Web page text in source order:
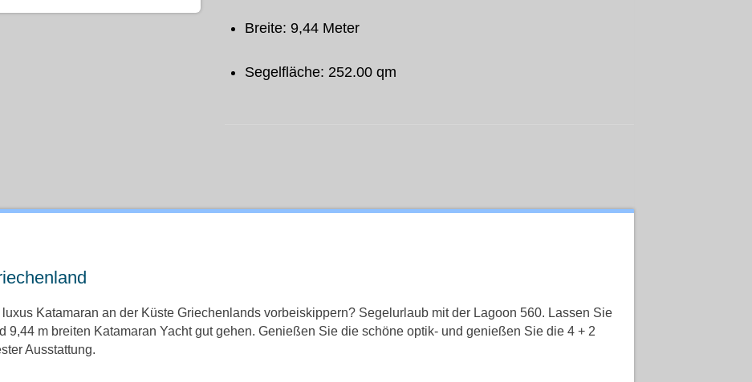
Breite: 9,44 Meter
Segelfläche: 252.00 qm
Katamaran an der Küste Griechenlands vorbeiskippern? Segelurlaub mit der Lagoon 560. Lassen Sie
9,44 m breiten Katamaran Yacht gut gehen. Genießen Sie die schöne optik- und genießen Sie die 4 + 2
Ausstattung.